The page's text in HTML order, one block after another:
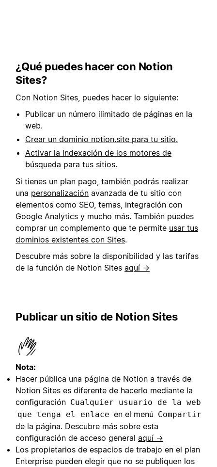
¿Qué puedes hacer con Notion
Sites?
Con Notion Sites, puedes hacer lo siguiente:
Publicar un número ilimitado de páginas en la
web.
Crear un dominio notion.site para tu sitio.
Activar la indexación de los motores de
búsqueda para tus sitios.
Si tienes un plan pago, también podrás realizar
una personalización avanzada de tu sitio con
elementos como SEO, temas, integración con
Google Analytics y mucho más. También puedes
comprar un complemento que te permite usar tus
dominios existentes con Sites.
Descubre más sobre la disponibilidad y las tarifas
de la función de Notion Sites aquí →
Publicar un sitio de Notion Sites
Nota:
Hacer pública una página de Notion a través de
Notion Sites es diferente de hacerlo mediante la
configuración Cualquier usuario de la web
que tenga el enlace en el menú Compartir
de la página. Descubre más sobre esta
configuración de acceso general aquí →
Los propietarios de espacios de trabajo en el plan
Enterprise pueden elegir que no se publiquen los